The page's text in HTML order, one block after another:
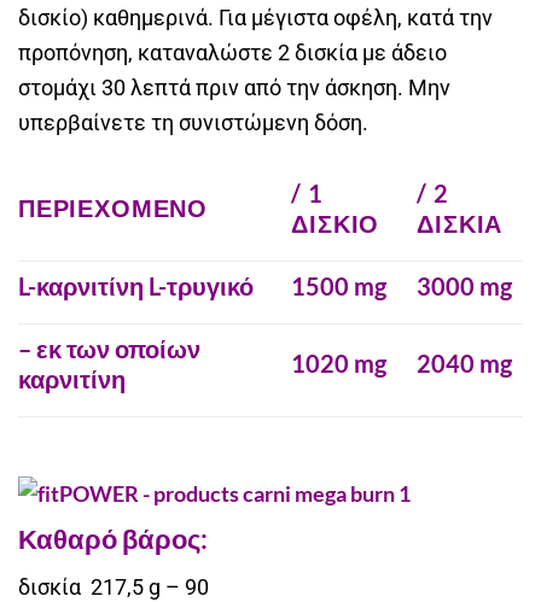
δισκίο) καθημερινά. Για μέγιστα οφέλη, κατά την
προπόνηση, καταναλώστε 2 δισκία με άδειο
στομάχι 30 λεπτά πριν από την άσκηση. Μην
υπερβαίνετε τη συνιστώμενη δόση.
ΠΕΡΙΕΧΟΜΕΝΟ
/ 1
ΔΙΣΚΊΟ
/ 2
ΔΙΣΚΊΑ
L-καρνιτίνη L-τρυγικό 1500 mg 3000 mg
– εκ των οποίων
καρνιτίνη
1020 mg 2040 mg
Καθαρό βάρος:
δισκία 217,5 g – 90